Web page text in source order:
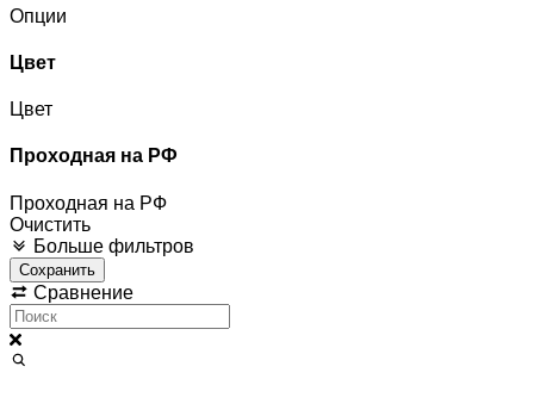
Опции
Цвет
Цвет
Проходная на РФ
Проходная на РФ
Очистить
Больше фильтров
Сохранить
Сравнение